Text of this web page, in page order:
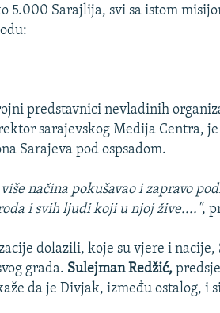
5.000 Sarajlija, svi sa istom
predstavnici nevladinih
sarajevskog Medija Centra, je
Sarajeva pod ospsadom.
načina pokušavao i zapravo
i svih ljudi koji u njoj žive....",
dolazili, koje su vjere i nacije,
grada. Sulejman Redžić,
da je Divjak, između ostalog, i